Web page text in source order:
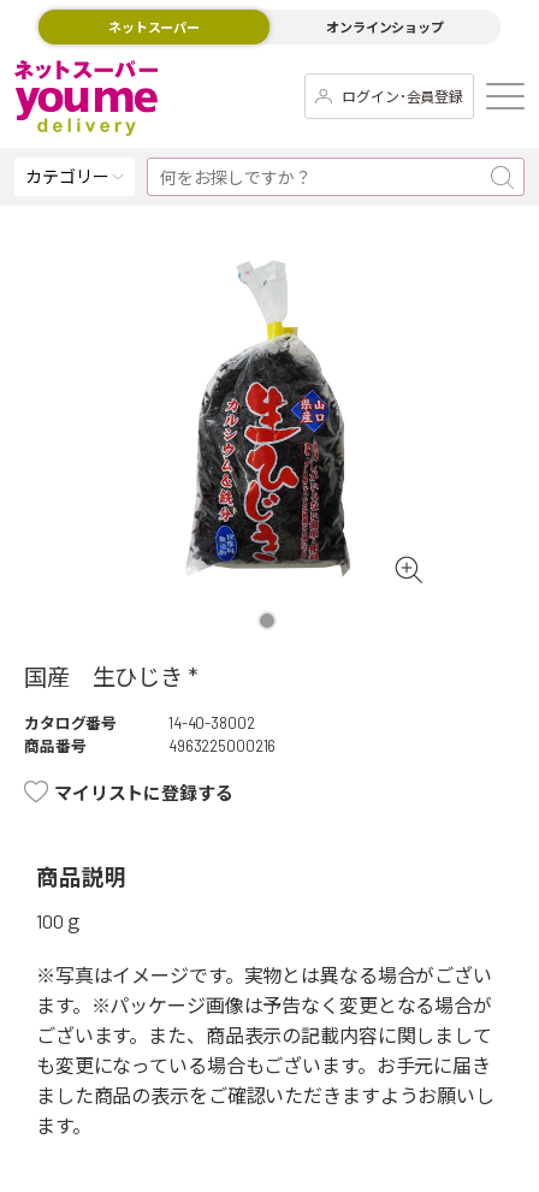
ネットスーパー オンラインショップ
ログイン･会員登録
カテゴリー
国産 生ひじき *
カタログ番号
14-40-38002
商品番号
4963225000216
マイリストに登録する
商品説明
100ｇ
※写真はイメージです。実物とは異なる場合がござい
ます。※パッケージ画像は予告なく変更となる場合が
ございます。また、商品表示の記載内容に関しまして
も変更になっている場合もございます。お手元に届き
ました商品の表示をご確認いただきますようお願いし
ます。